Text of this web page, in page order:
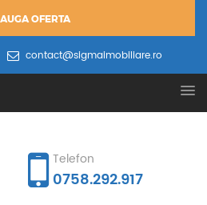
OFERTA
contact@sigmaimobiliare.ro
Telefon
0758.292.917